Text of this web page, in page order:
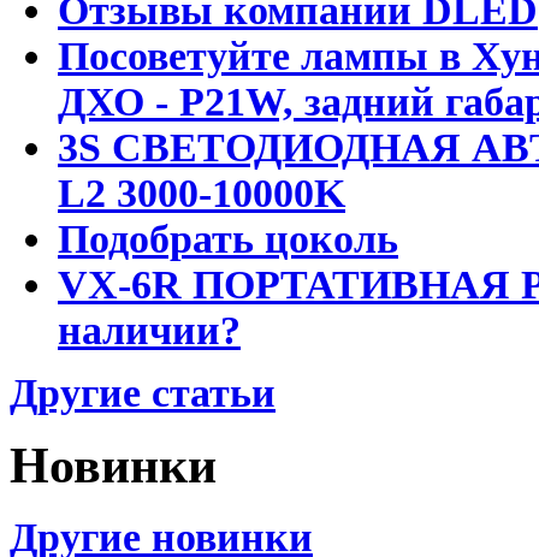
Отзывы компании DLED
Посоветуйте лампы в
ДХО - P21W, задний
3S СВЕТОДИОДНАЯ
L2 3000-10000K
Подобрать цоколь
VX-6R ПОРТАТИВНАЯ
наличии?
Другие статьи
Новинки
Другие новинки